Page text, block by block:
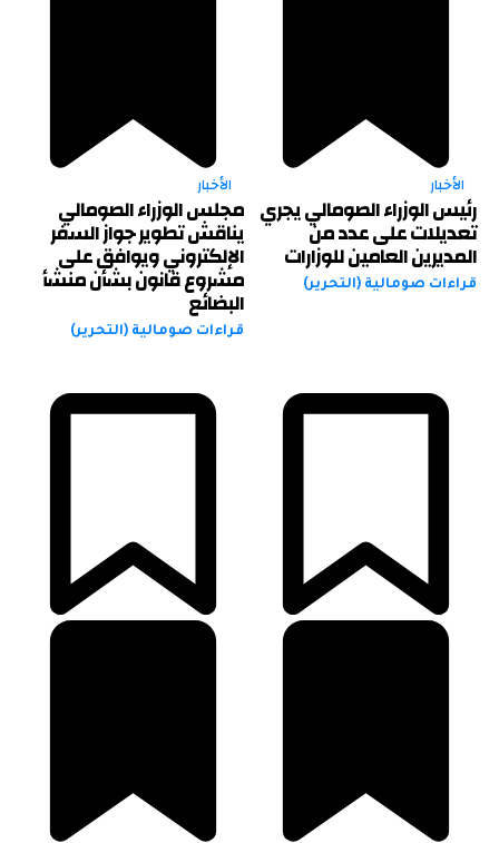
الأخبار
رئيس الوزراء الصومالي يجري
تعديلات على عدد من
المديرين العامين للوزارات
قراءات صومالية (التحرير)
الأخبار
مجلس الوزراء الصومالي
يناقش تطوير جواز السفر
الإلكتروني ويوافق على
مشروع قانون بشأن منشأ
البضائع
قراءات صومالية (التحرير)